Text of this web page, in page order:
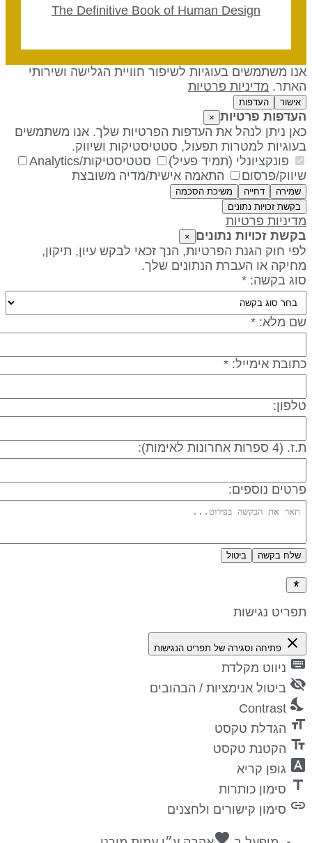
The Definitive Book of Human Design
משתמשים בעוגיות לשיפור חוויית הגלישה ושירותי
מדיניות פרטיות
אישור העדפות
פרטיות ×
ניתן לנהל את העדפות הפרטיות שלך. אנו משתמשים
למטרות תפעול, סטטיסטיקות ושיווק.
פונקציונלי (תמיד פעיל)
סטטיסטיקות/Analytics
פרסום
התאמה אישית/מדיה משובצת
שמירה דחייה
משיכת הסכמה
בקשת זכויות נתונים
פרטיות
זכויות נתונים
חוק הגנת הפרטיות, הנך זכאי לבקש עיון, תיקון,
או העברת הנתונים שלך.
בקשה: *
מלא: *
אימייל: *
ספרות אחרונות לאימות):
נוספים:
שלח בקשה ביטול
נגישות
close פתיחה וסגירה של תפריט הנגישות
ניווט מקלדת
ביטול אנימציות / הבהובים
Contrast
הגדלת טקסט
הקטנת טקסט
גופן קריא
סימון כותרות
סימון קישורים ולחצנים
favorite